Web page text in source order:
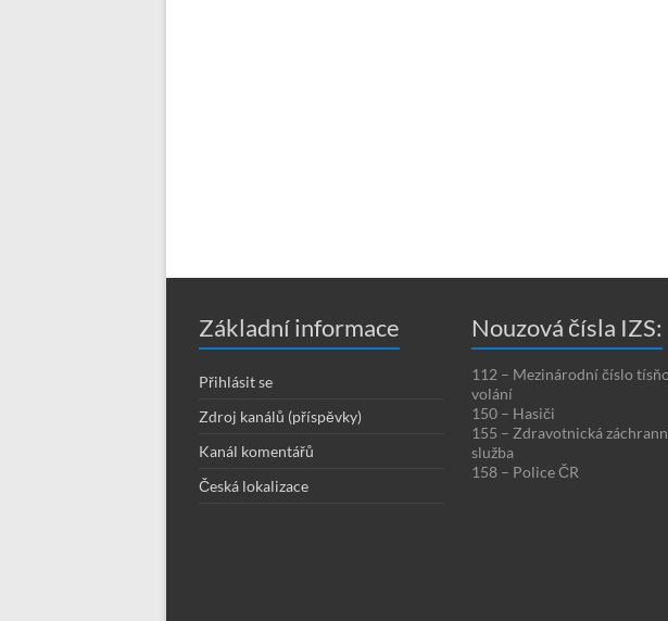
Základní informace
Přihlásit se
Zdroj kanálů (příspěvky)
Kanál komentářů
Česká lokalizace
Nouzová čísla IZS:
112 – Mezinárodní číslo
volání
150 – Hasiči
155 – Zdravotnická
služba
158 – Police ČR